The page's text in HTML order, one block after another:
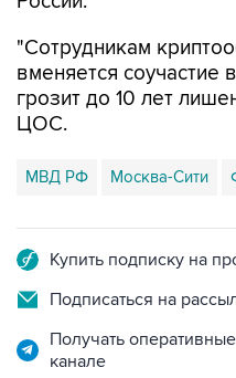
"Сотрудникам
вменяется соучастие
грозит до 10 лет
ЦОС.
МВД РФ Москва-Сити
Купить подписку на
Подписаться на
Получать
канале